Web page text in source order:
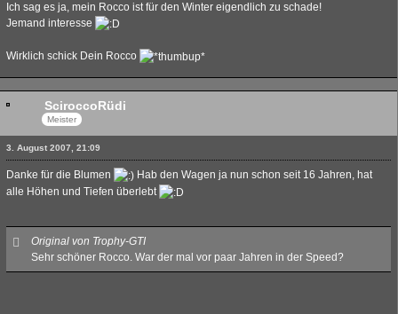
Ich sag es ja, mein Rocco ist für den Winter eigendlich zu schade!
Jemand interesse
Wirklich schick Dein Rocco
SciroccoRüdi
Meister
3. August 2007, 21:09
Danke für die Blumen
Hab den Wagen ja nun schon seit 16 Jahren, hat
alle Höhen und Tiefen überlebt
Original von Trophy-GTI
Sehr schöner Rocco. War der mal vor paar Jahren in der Speed?